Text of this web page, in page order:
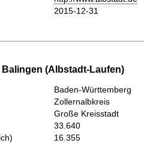
2015-12-31
Balingen (Albstadt-Laufen)
Baden-Württemberg
Zollernalbkreis
Große Kreisstadt
33.640
16.355